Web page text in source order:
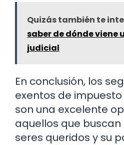
Quizás también te
saber de dónde viene
judicial
En conclusión, los
exentos de
son una excelente
aquellos que
seres queridos y su